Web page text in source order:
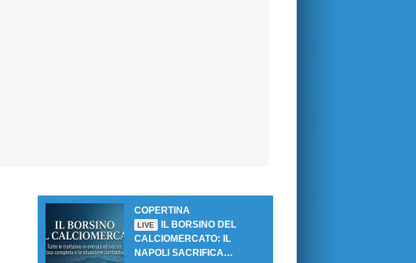
COPERTINA
LIVE
IL BORSINO DEL
CALCIOMERCATO: IL
NAPOLI SACRIFICA